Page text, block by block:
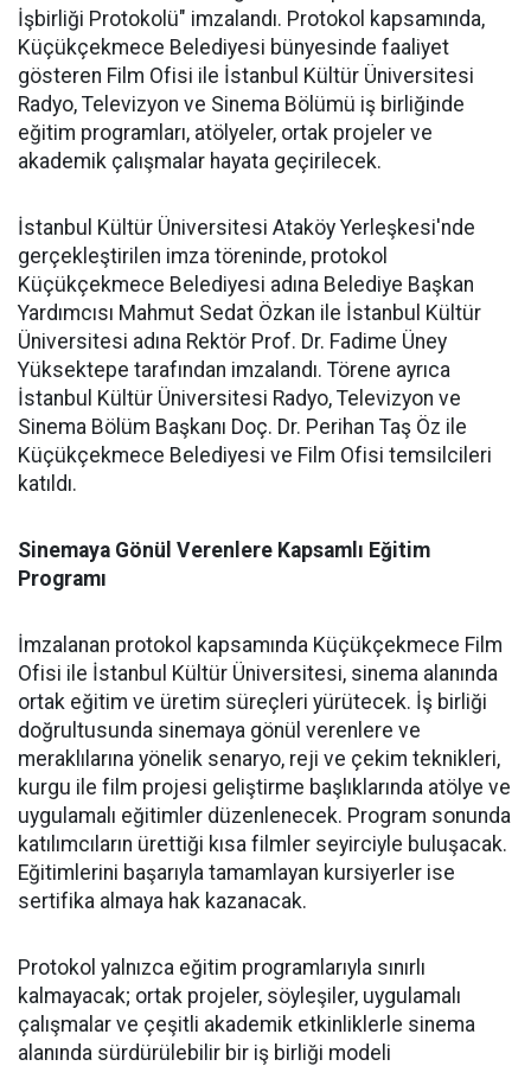
İşbirliği Protokolü" imzalandı. Protokol kapsamında,
Küçükçekmece Belediyesi bünyesinde faaliyet
gösteren Film Ofisi ile İstanbul Kültür Üniversitesi
Radyo, Televizyon ve Sinema Bölümü iş birliğinde
eğitim programları, atölyeler, ortak projeler ve
akademik çalışmalar hayata geçirilecek.
İstanbul Kültür Üniversitesi Ataköy Yerleşkesi'nde
gerçekleştirilen imza töreninde, protokol
Küçükçekmece Belediyesi adına Belediye Başkan
Yardımcısı Mahmut Sedat Özkan ile İstanbul Kültür
Üniversitesi adına Rektör Prof. Dr. Fadime Üney
Yüksektepe tarafından imzalandı. Törene ayrıca
İstanbul Kültür Üniversitesi Radyo, Televizyon ve
Sinema Bölüm Başkanı Doç. Dr. Perihan Taş Öz ile
Küçükçekmece Belediyesi ve Film Ofisi temsilcileri
katıldı.
Sinemaya Gönül Verenlere Kapsamlı Eğitim
Programı
İmzalanan protokol kapsamında Küçükçekmece Film
Ofisi ile İstanbul Kültür Üniversitesi, sinema alanında
ortak eğitim ve üretim süreçleri yürütecek. İş birliği
doğrultusunda sinemaya gönül verenlere ve
meraklılarına yönelik senaryo, reji ve çekim teknikleri,
kurgu ile film projesi geliştirme başlıklarında atölye ve
uygulamalı eğitimler düzenlenecek. Program sonunda
katılımcıların ürettiği kısa filmler seyirciyle buluşacak.
Eğitimlerini başarıyla tamamlayan kursiyerler ise
sertifika almaya hak kazanacak.
Protokol yalnızca eğitim programlarıyla sınırlı
kalmayacak; ortak projeler, söyleşiler, uygulamalı
çalışmalar ve çeşitli akademik etkinliklerle sinema
alanında sürdürülebilir bir iş birliği modeli